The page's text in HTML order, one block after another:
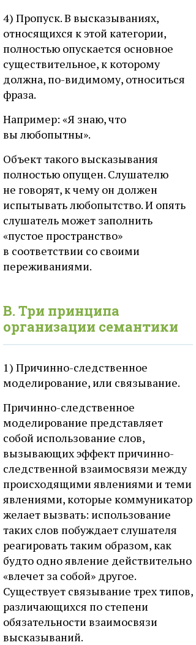
4) Пропуск. В высказываниях,
относящихся к этой категории,
полностью опускается основное
существительное, к которому
должна, по-видимому, относиться
фраза.
Например: «Я знаю, что
вы любопытны».
Объект такого высказывания
полностью опущен. Слушателю
не говорят, к чему он должен
испытывать любопытство. И опять
слушатель может заполнить
«пустое пространство»
в соответствии со своими
переживаниями.
В. Три принципа
организации семантики
1) Причинно-следственное
моделирование, или связывание.
Причинно-следственное
моделирование представляет
собой использование слов,
вызывающих эффект причинно-
следственной взаимосвязи между
происходящими явлениями и теми
явлениями, которые коммуникатор
желает вызвать: использование
таких слов побуждает слушателя
реагировать таким образом, как
будто одно явление действительно
«влечет за собой» другое.
Существует связывание трех типов,
различающихся по степени
обязательности взаимосвязи
высказываний.